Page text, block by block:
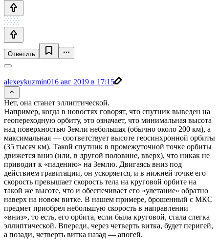
Ответить
alexeykuzmin016 авг 2019 в 17:15
Нет, она станет эллиптической.
Например, когда в новостях говорят, что спутник выведен на
геопереходную орбиту, это означает, что минимальная высота
над поверхностью Земли небольшая (обычно около 200 км), а
максимальная — соответствует высоте геосинхронной орбиты
(35 тысяч км). Такой спутник в промежуточной точке орбиты
движется вниз (или, в другой половине, вверх), что никак не
приводит к «падению» на Землю. Двигаясь вниз под
действием гравитации, он ускоряется, и в нижней точке его
скорость превышает скорость тела на круговой орбите на
такой же высоте, что и обеспечивает его «улетание» обратно
наверх на новом витке. В нашем примере, брошенный с МКС
предмет приобрел небольшую скорость в направлении
«вниз», то есть, его орбита, если была круговой, стала слегка
эллиптической. Впереди, через четверть витка, будет перигей,
а позади, четверть витка назад — апогей.